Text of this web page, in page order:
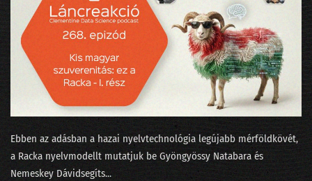
236 - Kikutattuk a parlamenti választást!
235 - Mindenki elhagy mindent
234 - Nyulak leszünk vagy macskák munka nélkül?
233 - State of AI 2025 / 2 - Valami megmozdult a pénztárcákban
232 - State of AI 2025, avagy az érvelés a sláger
231 - Amikor üvölteni tudnál az AI miatt
Ebben az adásban a hazai nyelvtechnológia legújabb mérföldkövét,
a ⁠Racka⁠ nyelvmodellt mutatjuk be ⁠Gyöngyössy Natabara⁠ és
⁠Nemeskey Dávid⁠segíts...